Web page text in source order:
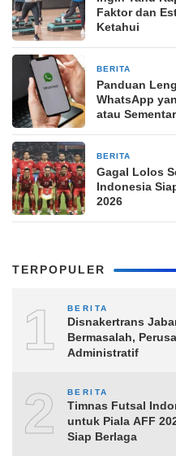
Faktor dan
Ketahui
BERITA
Panduan
WhatsApp
atau
BERITA
Gagal Lolos
Indonesia
2026
TERPOPULER
1 BERITA
Disnakertrans
Bermasalah,
Administratif
2 BERITA
Timnas Futsal
untuk Piala AFF
Siap Berlaga